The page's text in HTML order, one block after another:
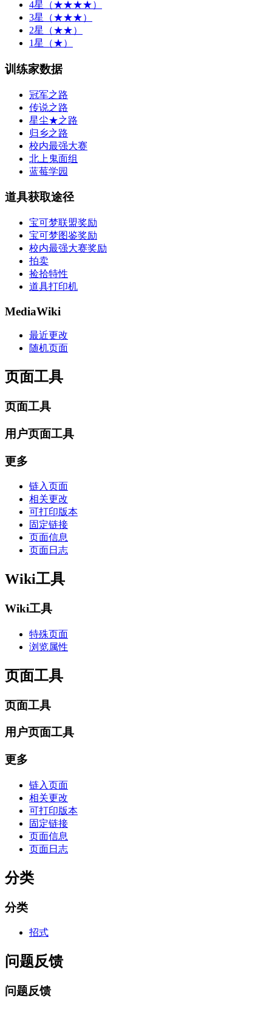
4星（★★★★）
3星（★★★）
2星（★★）
1星（★）
训练家数据
冠军之路
传说之路
星尘★之路
归乡之路
校内最强大赛
北上鬼面组
蓝莓学园
道具获取途径
宝可梦联盟奖励
宝可梦图鉴奖励
校内最强大赛奖励
拍卖
捡拾特性
道具打印机
MediaWiki
最近更改
随机页面
页面工具
页面工具
用户页面工具
更多
链入页面
相关更改
可打印版本
固定链接
页面信息
页面日志
Wiki工具
Wiki工具
特殊页面
浏览属性
页面工具
页面工具
用户页面工具
更多
链入页面
相关更改
可打印版本
固定链接
页面信息
页面日志
分类
分类
招式
问题反馈
问题反馈